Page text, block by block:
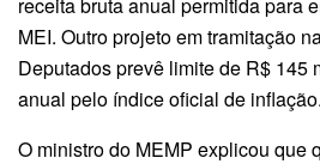
MEI. Outro projeto em tramitação
Deputados prevê limite de R$ 145
anual pelo índice oficial de inflação.
O ministro do MEMP explicou que